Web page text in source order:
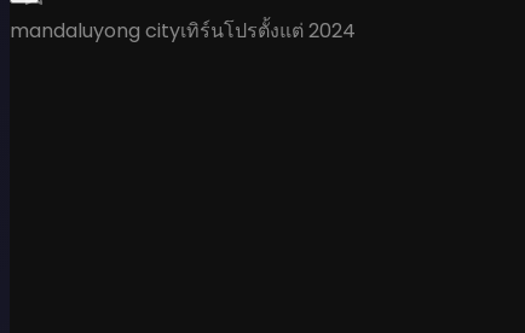
mandaluyong cityเทิร์นโปรตั้งแต่ 2024